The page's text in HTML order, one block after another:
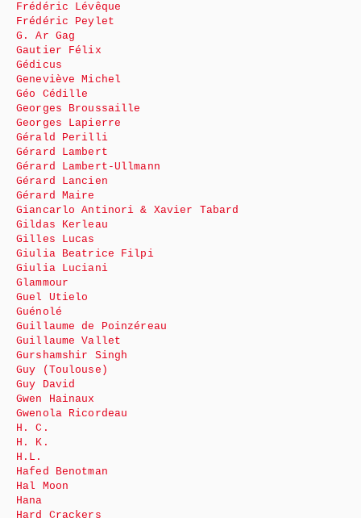
Frédéric Lévêque
Frédéric Peylet
G. Ar Gag
Gautier Félix
Gédicus
Geneviève Michel
Géo Cédille
Georges Broussaille
Georges Lapierre
Gérald Perilli
Gérard Lambert
Gérard Lambert-Ullmann
Gérard Lancien
Gérard Maire
Giancarlo Antinori & Xavier Tabard
Gildas Kerleau
Gilles Lucas
Giulia Beatrice Filpi
Giulia Luciani
Glammour
Guel Utielo
Guénolé
Guillaume de Poinzéreau
Guillaume Vallet
Gurshamshir Singh
Guy (Toulouse)
Guy David
Gwen Hainaux
Gwenola Ricordeau
H. C.
H. K.
H.L.
Hafed Benotman
Hal Moon
Hana
Hard Crackers